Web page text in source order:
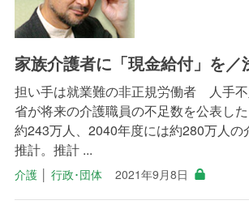
家族介護者に「現金給付」を／
担い手は就業難の非正規労働者 人手
省が将来の介護職員の不足数を公表し
約243万人、2040年度には約280万人の
推計。推計 ...
介護│ 行政･団体 2021年9月8日